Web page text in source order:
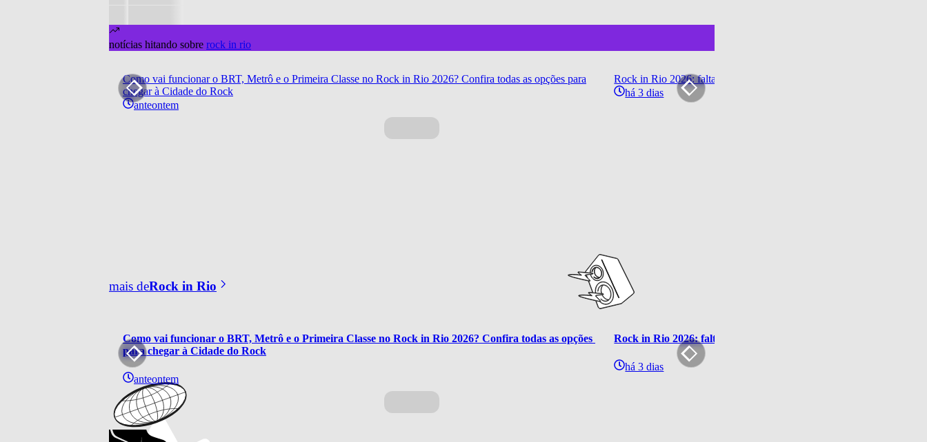
notícias hitando sobre rock in rio
Como vai funcionar o BRT, Metrô e o Primeira Classe no Rock in Rio 2026? Confira todas as opções para
chegar à Cidade do Rock
anteontem
Rock in Rio 2026: faltando um mês, Cidade do Rock ganha forma e
há 3 dias
mais deRock in Rio
Como vai funcionar o BRT, Metrô e o Primeira Classe no Rock in Rio 2026? Confira todas as opções
para chegar à Cidade do Rock
anteontem
Rock in Rio 2026: faltando um mês, Cidade do Rock ganha forma
há 3 dias